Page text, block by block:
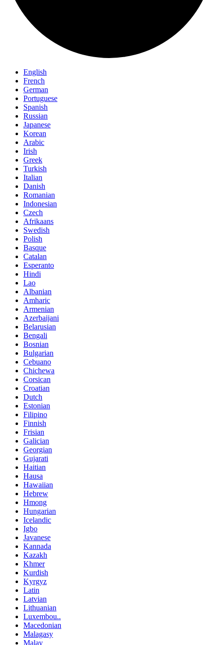
English
French
German
Portuguese
Spanish
Russian
Japanese
Korean
Arabic
Irish
Greek
Turkish
Italian
Danish
Romanian
Indonesian
Czech
Afrikaans
Swedish
Polish
Basque
Catalan
Esperanto
Hindi
Lao
Albanian
Amharic
Armenian
Azerbaijani
Belarusian
Bengali
Bosnian
Bulgarian
Cebuano
Chichewa
Corsican
Croatian
Dutch
Estonian
Filipino
Finnish
Frisian
Galician
Georgian
Gujarati
Haitian
Hausa
Hawaiian
Hebrew
Hmong
Hungarian
Icelandic
Igbo
Javanese
Kannada
Kazakh
Khmer
Kurdish
Kyrgyz
Latin
Latvian
Lithuanian
Luxembou..
Macedonian
Malagasy
Malay